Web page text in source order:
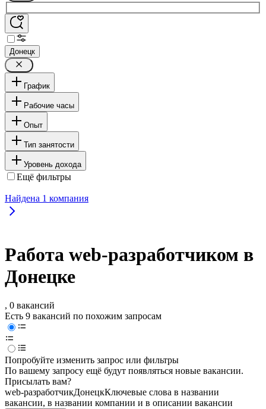
Донецк
График
Рабочие часы
Опыт
Тип занятости
Уровень дохода
Ещё фильтры
Найдена 1 компания
Работа web-разработчиком в
Донецке
, 0 вакансий
Есть 9 вакансий по похожим запросам
Попробуйте изменить запрос или фильтры
По вашему запросу ещё будут появляться новые вакансии.
Присылать вам?
web-разработчикДонецкКлючевые слова в названии
вакансии, в названии компании и в описании вакансии